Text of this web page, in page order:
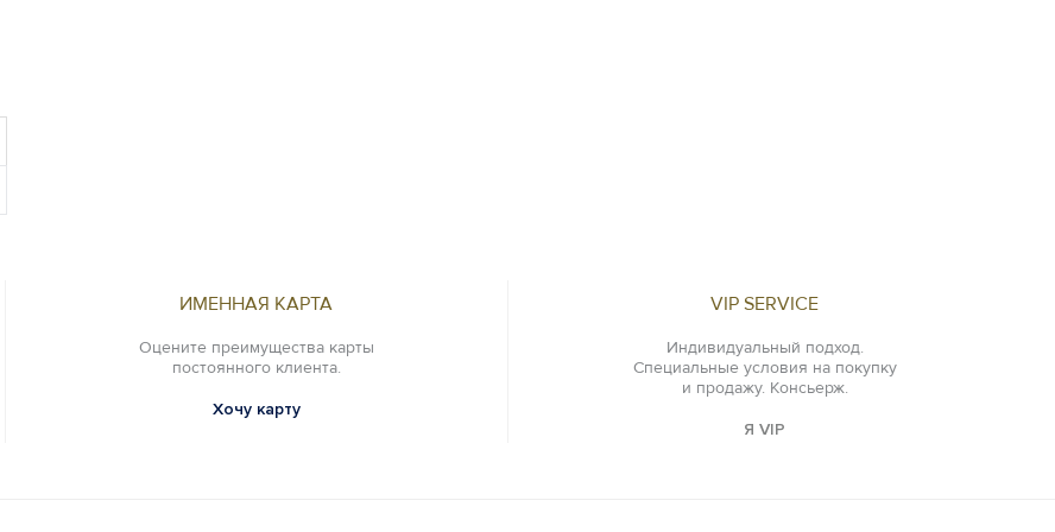
ИМЕННАЯ КАРТА
Оцените преимущества карты
постоянного клиента.
Хочу карту
VIP SERVICE
Индивидуальный подход.
Специальные условия на покупку
и продажу. Консьерж.
Я VIP